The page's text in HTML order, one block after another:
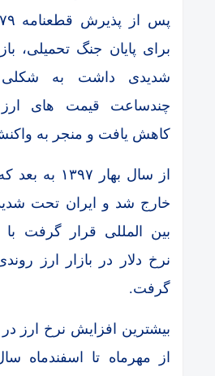
برای پایان جنگ تحمیلی،
شدیدی داشت به شکلی
چندساعت قیمت های ارز
کاهش یافت و منجر به
از سال بهار
خارج شد و ایران تحت
بین المللی قرار گرفت با
نرخ دلار در بازار ارز
گرفت.